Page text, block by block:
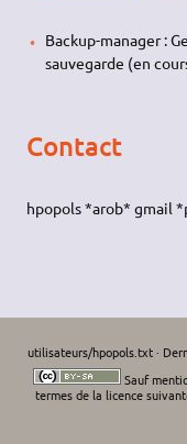
Backup-manager :
sauvegarde (en
Contact
hpopols *arob* gmail
utilisateurs/hpopols.txt·
Sauf
termes de la licence